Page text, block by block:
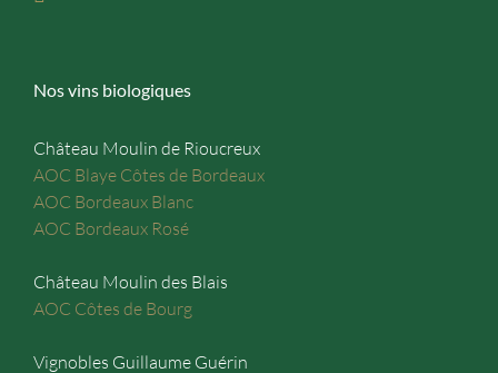
Nos vins biologiques
Château Moulin de Rioucreux
AOC Blaye Côtes de Bordeaux
AOC Bordeaux Blanc
AOC Bordeaux Rosé
Château Moulin des Blais
AOC Côtes de Bourg
Vignobles Guillaume Guérin